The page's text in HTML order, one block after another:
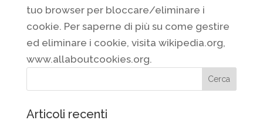
tuo browser per bloccare/eliminare i
cookie. Per saperne di più su come gestire
ed eliminare i cookie, visita wikipedia.org,
www.allaboutcookies.org.
Articoli recenti